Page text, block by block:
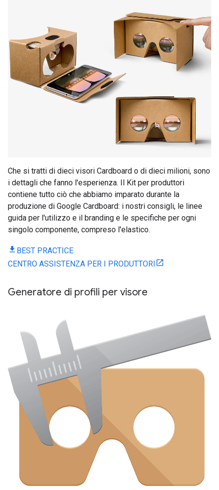
Che si tratti di dieci visori Cardboard o di dieci milioni, sono
i dettagli che fanno l'esperienza. Il Kit per produttori
contiene tutto ciò che abbiamo imparato durante la
produzione di Google Cardboard: i nostri consigli, le linee
guida per l'utilizzo e il branding e le specifiche per ogni
singolo componente, compreso l'elastico.
BEST PRACTICE
CENTRO ASSISTENZA PER I PRODUTTORI
Generatore di profili per visore